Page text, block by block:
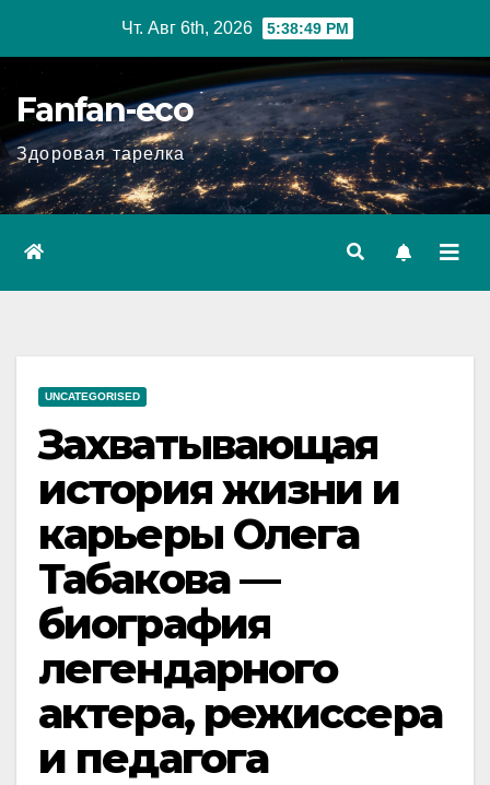
Чт. Авг 6th, 2026 5:38:50 PM
Fanfan-eco
Здоровая тарелка
UNCATEGORISED
Захватывающая
история жизни и
карьеры Олега
Табакова —
биография
легендарного
актера, режиссера
и педагога